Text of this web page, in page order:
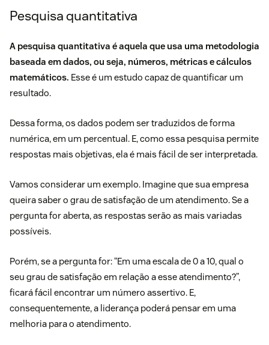
Pesquisa quantitativa
A pesquisa quantitativa é aquela que usa uma metodologia
baseada em dados, ou seja, números, métricas e cálculos
matemáticos. Esse é um estudo capaz de quantificar um
resultado.
Dessa forma, os dados podem ser traduzidos de forma
numérica, em um percentual. E, como essa pesquisa permite
respostas mais objetivas, ela é mais fácil de ser interpretada.
Vamos considerar um exemplo. Imagine que sua empresa
queira saber o grau de satisfação de um atendimento.Se a
pergunta for aberta, as respostas serão as mais variadas
possíveis.
Porém, se a pergunta for: “Em uma escala de 0 a 10, qual o
seu grau de satisfação em relação a esse atendimento?”,
ficará fácil encontrar um número assertivo. E,
consequentemente, a liderança poderá pensar em uma
melhoria para o atendimento.